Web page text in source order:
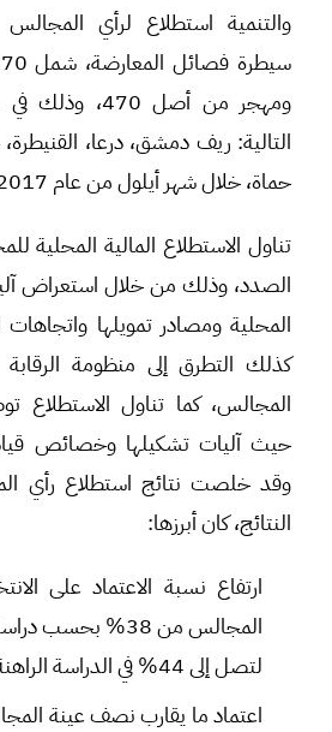
والتنمية استطلاع لرأي
ومهجر من أصل
التالية: ريف دمشق، درعا،
حماة، خلال شهر أيلول من عام 2017.
تناول الاستطلاع المالية المحلية
الصدد، وذلك من خلال استعراض
المحلية ومصادر تمويلها واتجاهات
كذلك التطرق إلى منظومة الرقابة
المجالس، كما تناول
حيث آليات تشكيلها وخصائص
وقد خلصت نتائج استطلاع رأي
النتائج، كان أبرزها:
ارتفاع نسبة الاعتماد على
المجالس من 38%
لتصل إلى 44% في الدراسة الراهنة.
اعتماد ما يقارب نصف عينة